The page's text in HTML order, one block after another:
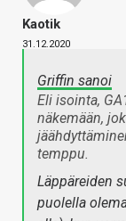
Kaotik
31.12.2020
Griffin sanoi
Eli isointa,
näkemään,
temppu.
Läppäreiden
puolella